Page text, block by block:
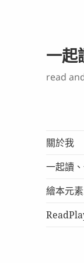
一起
read
關於我
一起讀
繪本元